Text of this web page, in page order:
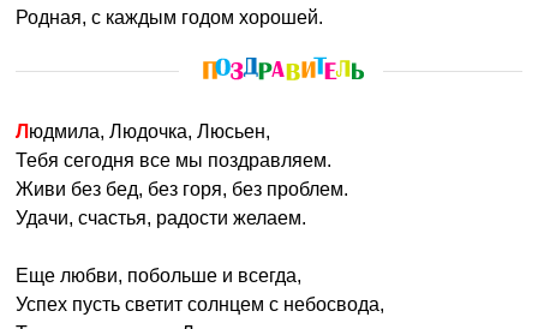
Родная, с каждым годом хорошей.
Людмила, Людочка, Люсьен,
Тебя сегодня все мы поздравляем.
Живи без бед, без горя, без проблем.
Удачи, счастья, радости желаем.
Еще любви, побольше и всегда,
Успех пусть светит солнцем с небосвода,